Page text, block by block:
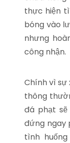
thực hiện
bóng vào
nhưng
công nhận.
Chính vì sự
thông
đá phạt
đứng ngay
tình